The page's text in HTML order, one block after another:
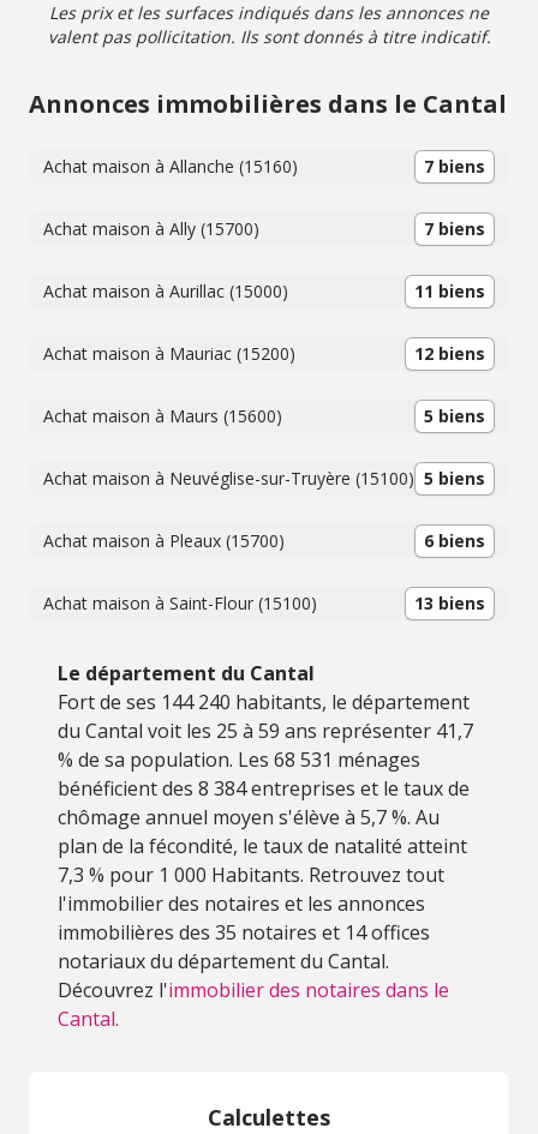
Les prix et les surfaces indiqués dans les annonces ne
valent pas pollicitation. Ils sont donnés à titre indicatif.
Annonces immobilières dans le Cantal
Achat maison à Allanche (15160) 7 biens
Achat maison à Ally (15700) 7 biens
Achat maison à Aurillac (15000) 11 biens
Achat maison à Mauriac (15200) 12 biens
Achat maison à Maurs (15600) 5 biens
Achat maison à Neuvéglise-sur-Truyère (15100) 5 biens
Achat maison à Pleaux (15700) 6 biens
Achat maison à Saint-Flour (15100) 13 biens
Le département du Cantal
Fort de ses 144 240 habitants, le département
du Cantal voit les 25 à 59 ans représenter 41,7
% de sa population. Les 68 531 ménages
bénéficient des 8 384 entreprises et le taux de
chômage annuel moyen s'élève à 5,7 %. Au
plan de la fécondité, le taux de natalité atteint
7,3 % pour 1 000 Habitants. Retrouvez tout
l'immobilier des notaires et les annonces
immobilières des 35 notaires et 14 offices
notariaux du département du Cantal.
Découvrez l'immobilier des notaires dans le
Cantal.
Calculettes